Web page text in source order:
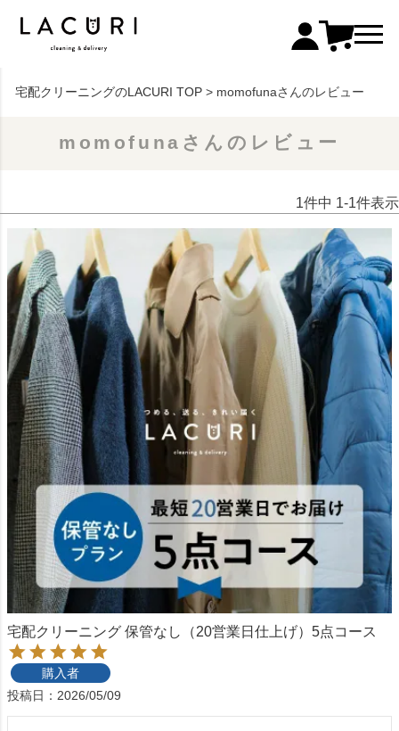
宅配クリーニングのLACURI TOP momofunaさんのレビュー
momofunaさんのレビュー
1件中 1-1件表示
宅配クリーニング 保管なし（20営業日仕上げ）5点コース
購入者
投稿日
2026/05/09